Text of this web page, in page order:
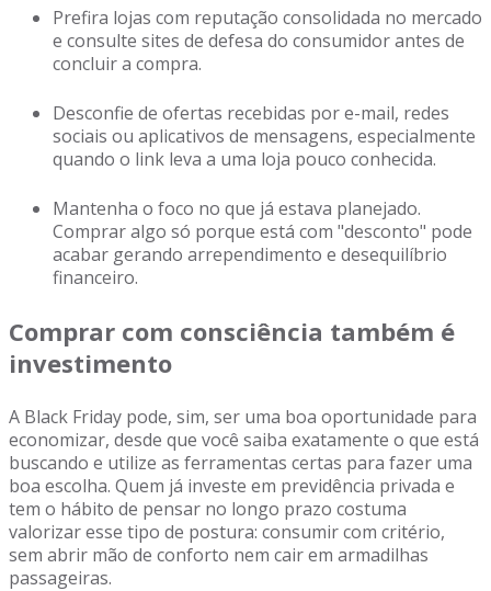
Prefira lojas com reputação consolidada no mercado
e consulte sites de defesa do consumidor antes de
concluir a compra.
Desconfie de ofertas recebidas por e-mail, redes
sociais ou aplicativos de mensagens, especialmente
quando o link leva a uma loja pouco conhecida.
Mantenha o foco no que já estava planejado.
Comprar algo só porque está com "desconto" pode
acabar gerando arrependimento e desequilíbrio
financeiro.
Comprar com consciência também é
investimento
A Black Friday pode, sim, ser uma boa oportunidade para
economizar, desde que você saiba exatamente o que está
buscando e utilize as ferramentas certas para fazer uma
boa escolha. Quem já investe em previdência privada e
tem o hábito de pensar no longo prazo costuma
valorizar esse tipo de postura: consumir com critério,
sem abrir mão de conforto nem cair em armadilhas
passageiras.